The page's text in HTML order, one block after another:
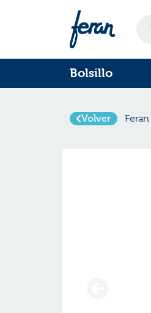
Bolsillo
Volver Feran